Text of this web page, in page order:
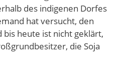
des indigenen Dorfes
hat versucht, den
bis heute ist nicht geklärt,
die Soja